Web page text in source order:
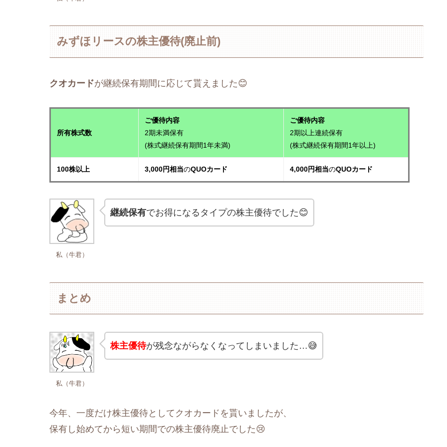
みずほリースの株主優待(廃止前)
クオカードが継続保有期間に応じて貰えました😊
所有株式数
ご優待内容
2期未満保有
(株式継続保有期間1年未満)
ご優待内容
2期以上連続保有
(株式継続保有期間1年以上)
100株以上 3,000円相当のQUOカード 4,000円相当のQUOカード
私（牛君）
継続保有でお得になるタイプの株主優待でした😊
まとめ
私（牛君）
株主優待が残念ながらなくなってしまいました…😅
今年、一度だけ株主優待としてクオカードを貰いましたが、
保有し始めてから短い期間での株主優待廃止でした😢